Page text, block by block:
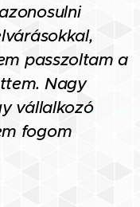
passzoltam a
Nagy
vállalkozó
fogom